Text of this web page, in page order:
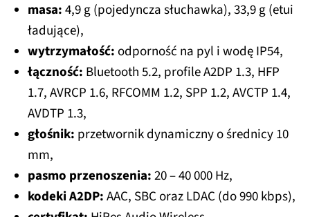
masa:4,9 g (pojedyncza słuchawka), 33,9 g (etui
ładujące),
wytrzymałość:odporność na pyl i wodę IP54,
łączność: Bluetooth 5.2, profile A2DP 1.3, HFP
1.7, AVRCP 1.6, RFCOMM 1.2, SPP 1.2, AVCTP 1.4,
AVDTP 1.3,
głośnik: przetwornik dynamiczny o średnicy 10
mm,
pasmo przenoszenia:20 – 40 000 Hz,
kodeki A2DP:AAC, SBC oraz LDAC (do 990 kbps),